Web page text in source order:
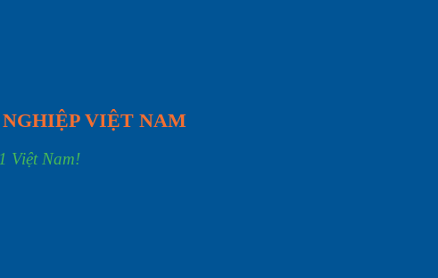
VIỆT NAM
Việt Nam!